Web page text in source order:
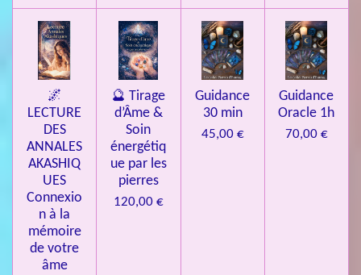
🌌
LECTURE
DES
ANNALES
AKASHIQ
UES
Connexio
n à la
mémoire
de votre
âme
🔮 Tirage
d’Âme &
Soin
énergétiq
ue par les
pierres
120,00 €
Guidance
30 min
45,00 €
Guidance
Oracle 1h
70,00 €